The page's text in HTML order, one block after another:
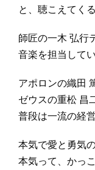
と、聴こえてくる
師匠の一木 弘行
音楽を担当して
アポロンの織田
ゼウスの重松 昌
普段は一流の経
本気で愛と勇気
本気って、かっこ